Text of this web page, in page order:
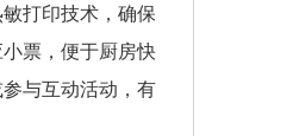
打印技术，确保
票，便于厨房快
与互动活动，有